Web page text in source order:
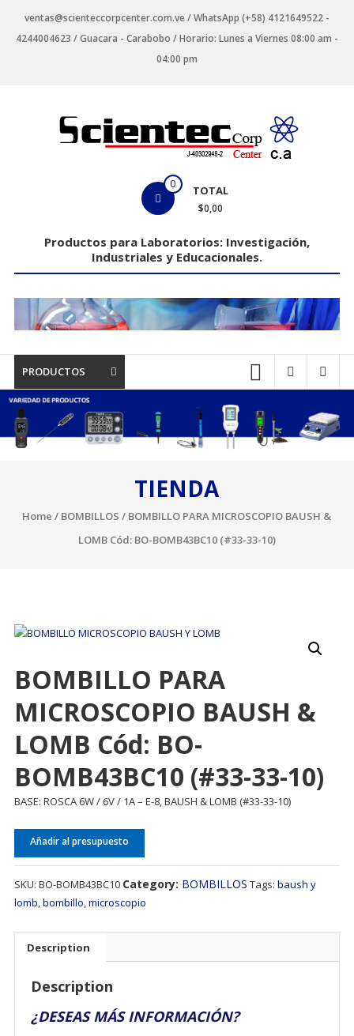
contenido
ventas@scienteccorpcenter.com.ve / WhatsApp (+58) 4121649522 -
4244004623 / Guacara - Carabobo / Horario: Lunes a Viernes 08:00 am -
04:00 pm
Laboratorios
Industriales
y
Educacionales.
0 TOTAL
$0,00
Productos para Laboratorios: Investigación,
Industriales y Educacionales.
PRODUCTOS
TIENDA
Home / BOMBILLOS / BOMBILLO PARA MICROSCOPIO BAUSH &
LOMB Cód: BO-BOMB43BC10 (#33-33-10)
BOMBILLO PARA
MICROSCOPIO BAUSH &
LOMB Cód: BO-
BOMB43BC10 (#33-33-10)
BASE: ROSCA 6W / 6V / 1A – E-8, BAUSH & LOMB (#33-33-10)
Añadir al presupuesto
SKU: BO-BOMB43BC10 Category: BOMBILLOS Tags: baush y
lomb,bombillo,microscopio
Description
Description
¿DESEAS MÁS INFORMACIÓN?